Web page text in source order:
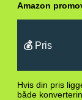
Amazon
💰 Pris
Hvis din pris
både